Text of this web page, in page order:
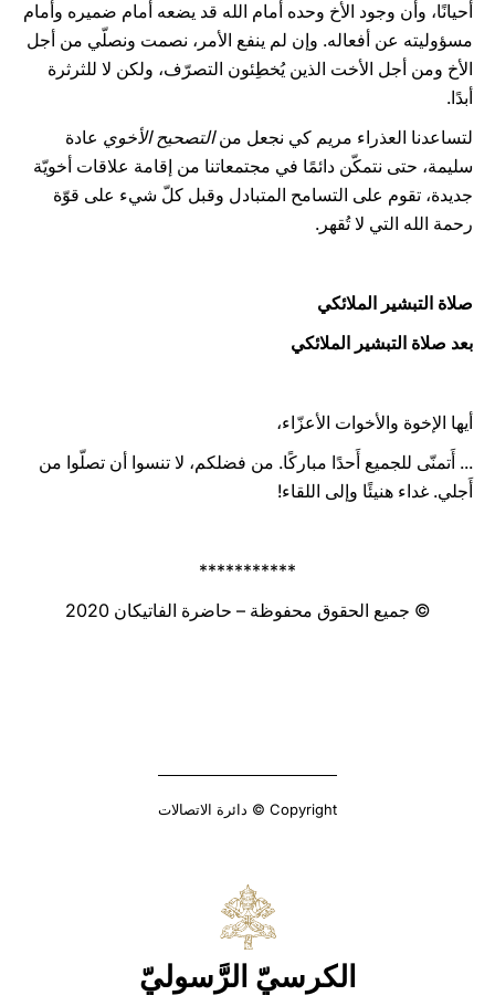
أحيانًا، وأن وجود الأخ وحده أمام الله قد يضعه أمام ضميره وأمام
مسؤوليته عن أفعاله. وإن لم ينفع الأمر، نصمت ونصلّي من أجل
الأخ ومن أجل الأخت الذين يُخطِئون التصرّف، ولكن لا للثرثرة
أبدًا.
لتساعدنا العذراء مريم كي نجعل منالتصحيح الأخوي عادة
سليمة، حتى نتمكّن دائمًا في مجتمعاتنا من إقامة علاقات أخويّة
جديدة، تقوم على التسامح المتبادل وقبل كلّ شيء على قوّة
رحمة الله التي لا تُقهر.
صلاة التبشير الملائكي
بعد صلاة التبشير الملائكي
أيها الإخوة والأخوات الأعزّاء،
... أَتمنّى للجميع أَحدًا مباركًا. من فضلكم، لا تنسوا أن تصلّوا من
أَجلي. غداء هنيئًا وإلى اللقاء!
***********
© جميع الحقوق محفوظة – حاضرة الفاتيكان 2020
Copyright © دائرة الاتصالات
الكرسيّ الرَّسوليّ